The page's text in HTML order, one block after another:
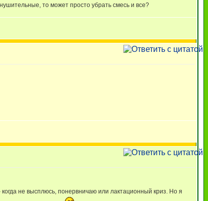
то может просто убрать смесь и все?
когда не высплюсь, понервничаю или лактационный криз. Но я